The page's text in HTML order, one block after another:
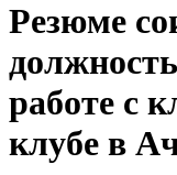
Резюме
работе с
клубе в